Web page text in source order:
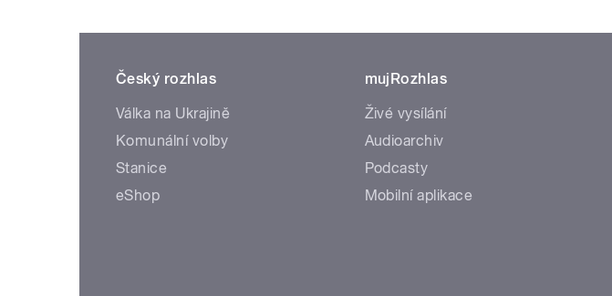
Český rozhlas
Válka na Ukrajině
Komunální volby
Stanice
eShop
mujRozhlas
Živé vysílání
Audioarchiv
Podcasty
Mobilní aplikace